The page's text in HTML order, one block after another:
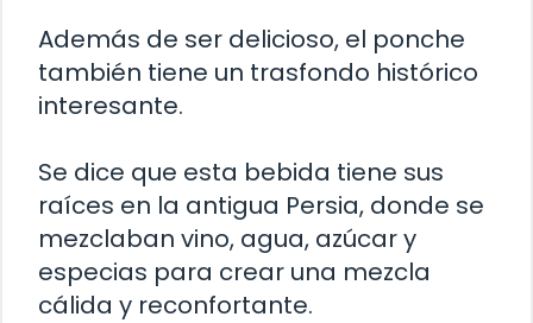
Además de ser delicioso, el ponche
también tiene un trasfondo histórico
interesante.
Se dice que esta bebida tiene sus
raíces en la antigua Persia, donde se
mezclaban vino, agua, azúcar y
especias para crear una mezcla
cálida y reconfortante.